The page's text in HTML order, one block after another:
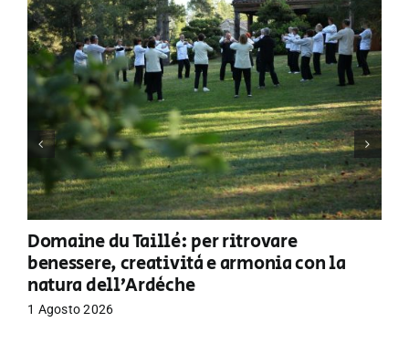
Domaine du Taillé: per ritrovare
benessere, creatività e armonia con la
natura dell’Ardèche
1 Agosto 2026